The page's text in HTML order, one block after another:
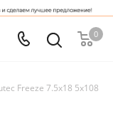
0
Freeze 7.5x18 5x108